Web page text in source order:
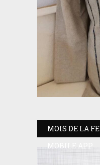
MOIS DE LA
MOBILE APP